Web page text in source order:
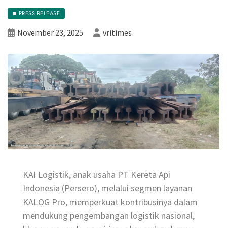
PRESS RELEASE
November 23, 2025 vritimes
KAI Logistik, anak usaha PT Kereta Api
Indonesia (Persero), melalui segmen layanan
KALOG Pro, memperkuat kontribusinya dalam
mendukung pengembangan logistik nasional,